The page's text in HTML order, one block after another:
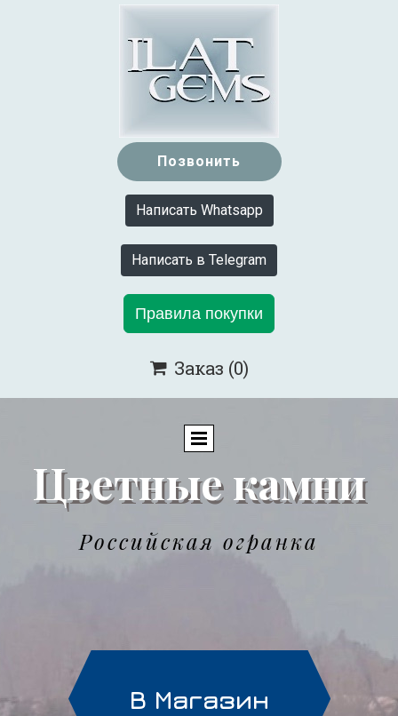
Позвонить
Написать Whatsapp
Написать в Telegram
Правила покупки
 Заказ (0)
Цветные камни
Российская огранка
В Магазин